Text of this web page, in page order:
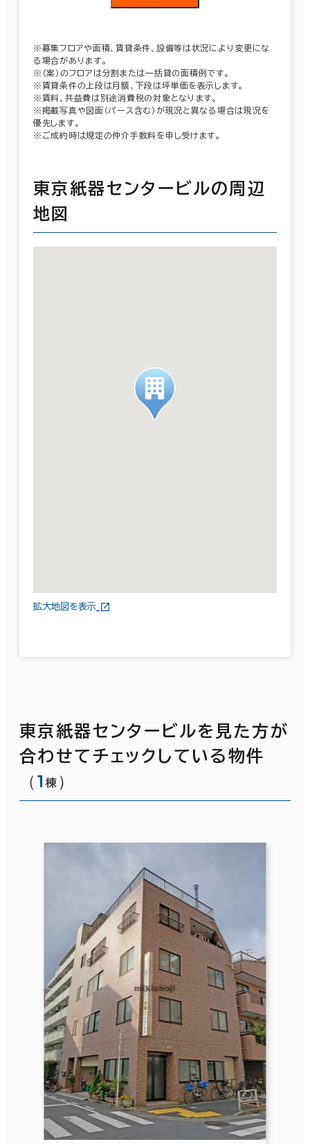
※募集フロアや面積、賃貸条件、設備等は状況により変更にな
る場合があります。
※（案）のフロアは分割または一括貸の面積例です。
※賃貸条件の上段は月額、下段は坪単価を表示します。
※賃料、共益費は別途消費税の対象となります。
※掲載写真や図面（パース含む）が現況と異なる場合は現況を
優先します。
※ご成約時は規定の仲介手数料を申し受けます。
東京紙器センタービルの周辺
地図
拡大地図を表示
東京紙器センタービルを見た方が
合わせてチェックしている物件
（1 棟 ）